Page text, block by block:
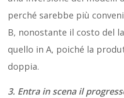
perché sarebbe più
B, nonostante il costo del
quello in A, poiché la
doppia.
3. Entra in scena il